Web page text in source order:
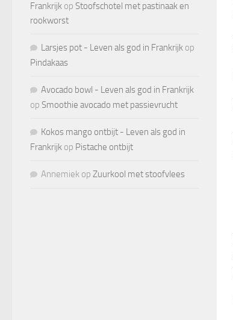
Frankrijk op Stoofschotel met pastinaak en
rookworst
Larsjes pot - Leven als god in Frankrijk op
Pindakaas
Avocado bowl - Leven als god in Frankrijk
op Smoothie avocado met passievrucht
Kokos mango ontbijt - Leven als god in
Frankrijk op Pistache ontbijt
Annemiek op Zuurkool met stoofvlees